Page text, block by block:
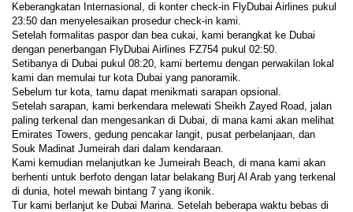
Keberangkatan Internasional, di konter check-in FlyDubai Airlines pukul
23:50 dan menyelesaikan prosedur check-in kami.
Setelah formalitas paspor dan bea cukai, kami berangkat ke Dubai
dengan penerbangan FlyDubai Airlines FZ754 pukul 02:50.
Setibanya di Dubai pukul 08:20, kami bertemu dengan perwakilan lokal
kami dan memulai tur kota Dubai yang panoramik.
Sebelum tur kota, tamu dapat menikmati sarapan opsional.
Setelah sarapan, kami berkendara melewati Sheikh Zayed Road, jalan
paling terkenal dan mengesankan di Dubai, di mana kami akan melihat
Emirates Towers, gedung pencakar langit, pusat perbelanjaan, dan
Souk Madinat Jumeirah dari dalam kendaraan.
Kami kemudian melanjutkan ke Jumeirah Beach, di mana kami akan
berhenti untuk berfoto dengan latar belakang Burj Al Arab yang terkenal
di dunia, hotel mewah bintang 7 yang ikonik.
Tur kami berlanjut ke Dubai Marina. Setelah beberapa waktu bebas di